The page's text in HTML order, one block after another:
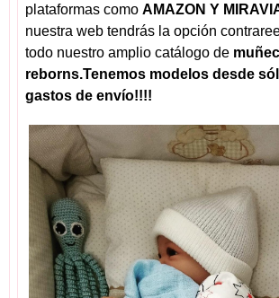
plataformas como AMAZON Y
nuestra web tendrás la opción
todo nuestro amplio catálogo de
reborns.Tenemos modelos desde
gastos de envío!!!!